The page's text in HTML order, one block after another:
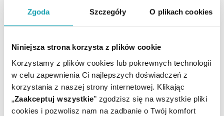
Zgoda Szczegóły O plikach cookies
Niniejsza strona korzysta z plików cookie
Korzystamy z plików cookies lub pokrewnych technologii
w celu zapewnienia Ci najlepszych doświadczeń z
korzystania z naszej strony internetowej. Klikając
„Zaakceptuj wszystkie” zgodzisz się na wszystkie pliki
cookies i pozwolisz nam na zadbanie o Twój komfort